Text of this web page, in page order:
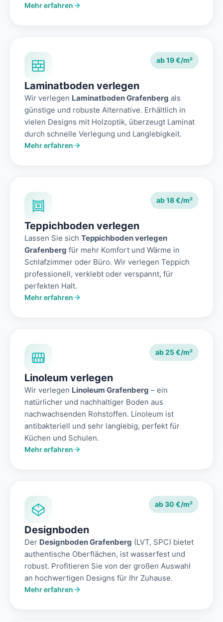
Mehr erfahren
ab 19 €/m²
Laminatboden verlegen
Wir verlegen Laminatboden Grafenberg als
günstige und robuste Alternative. Erhältlich in
vielen Designs mit Holzoptik, überzeugt Laminat
durch schnelle Verlegung und Langlebigkeit.
Mehr erfahren
ab 18 €/m²
Teppichboden verlegen
Lassen Sie sich Teppichboden verlegen
Grafenberg für mehr Komfort und Wärme in
Schlafzimmer oder Büro. Wir verlegen Teppich
professionell, verklebt oder verspannt, für
perfekten Halt.
Mehr erfahren
ab 25 €/m²
Linoleum verlegen
Wir verlegen Linoleum Grafenberg – ein
natürlicher und nachhaltiger Boden aus
nachwachsenden Rohstoffen. Linoleum ist
antibakteriell und sehr langlebig, perfekt für
Küchen und Schulen.
Mehr erfahren
ab 30 €/m²
Designboden
Der Designboden Grafenberg (LVT, SPC) bietet
authentische Oberflächen, ist wasserfest und
robust. Profitieren Sie von der großen Auswahl
an hochwertigen Designs für Ihr Zuhause.
Mehr erfahren